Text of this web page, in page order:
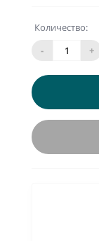
Количество:
-
+